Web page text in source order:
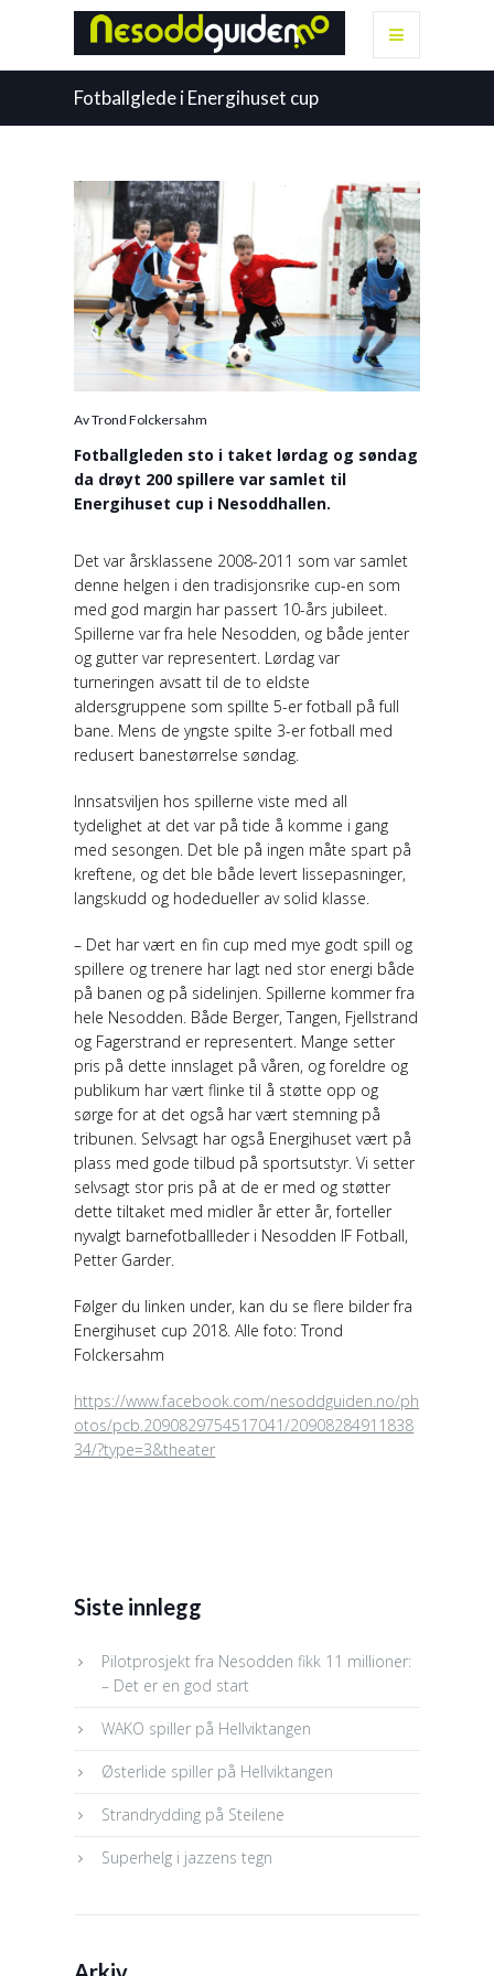
Fotballglede i Energihuset cup
Av Trond Folckersahm
Fotballgleden sto i taket lørdag og søndag
da drøyt 200 spillere var samlet til
Energihuset cup i Nesoddhallen.
Det var årsklassene 2008-2011 som var samlet
denne helgen i den tradisjonsrike cup-en som
med god margin har passert 10-års jubileet.
Spillerne var fra hele Nesodden, og både jenter
og gutter var representert. Lørdag var
turneringen avsatt til de to eldste
aldersgruppene som spillte 5-er fotball på full
bane. Mens de yngste spilte 3-er fotball med
redusert banestørrelse søndag.
Innsatsviljen hos spillerne viste med all
tydelighet at det var på tide å komme i gang
med sesongen. Det ble på ingen måte spart på
kreftene, og det ble både levert lissepasninger,
langskudd og hodedueller av solid klasse.
– Det har vært en fin cup med mye godt spill og
spillere og trenere har lagt ned stor energi både
på banen og på sidelinjen. Spillerne kommer fra
hele Nesodden. Både Berger, Tangen, Fjellstrand
og Fagerstrand er representert. Mange setter
pris på dette innslaget på våren, og foreldre og
publikum har vært flinke til å støtte opp og
sørge for at det også har vært stemning på
tribunen. Selvsagt har også Energihuset vært på
plass med gode tilbud på sportsutstyr. Vi setter
selvsagt stor pris på at de er med og støtter
dette tiltaket med midler år etter år, forteller
nyvalgt barnefotballleder i Nesodden IF Fotball,
Petter Garder.
Følger du linken under, kan du se flere bilder fra
Energihuset cup 2018. Alle foto: Trond
Folckersahm
https://www.facebook.com/nesoddguiden.no/ph
otos/pcb.2090829754517041/20908284911838
34/?type=3&theater
Siste innlegg
Pilotprosjekt fra Nesodden fikk 11 millioner:
– Det er en god start
WAKO spiller på Hellviktangen
Østerlide spiller på Hellviktangen
Strandrydding på Steilene
Superhelg i jazzens tegn